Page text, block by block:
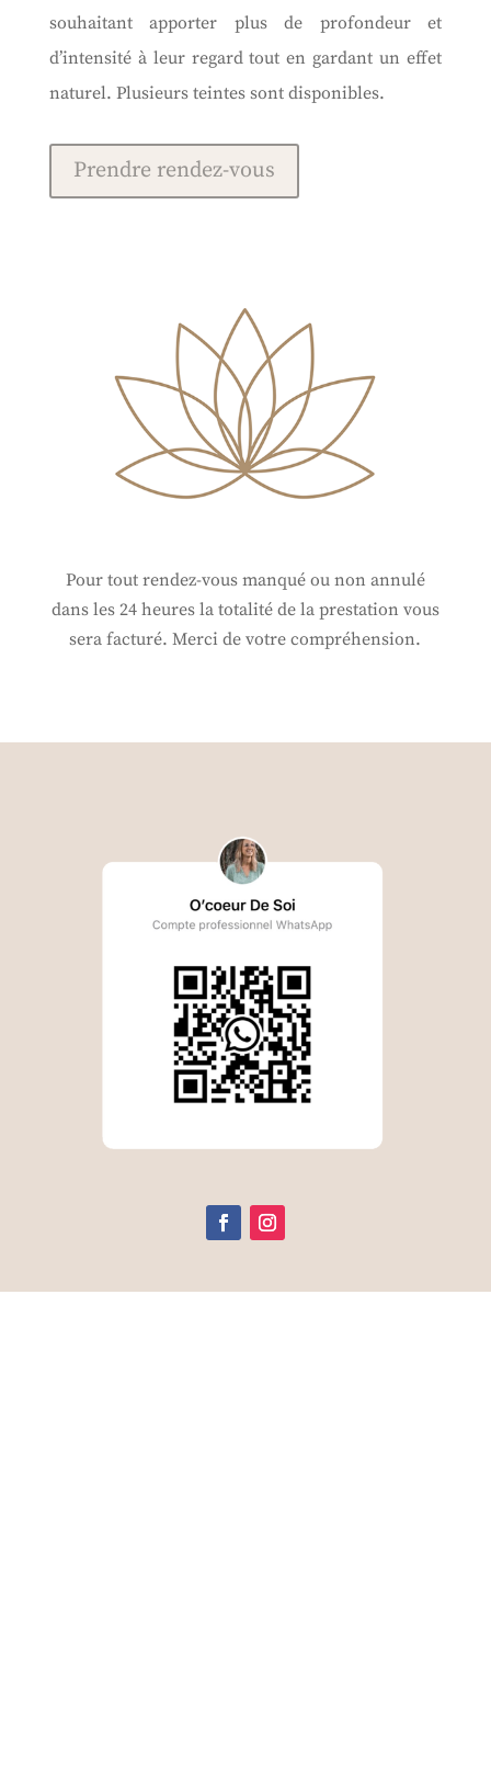
souhaitant apporter plus de profondeur et
d’intensité à leur regard tout en gardant un effet
naturel. Plusieurs teintes sont disponibles.
Prendre rendez-vous
Pour tout rendez-vous manqué ou non annulé
dans les 24 heures la totalité de la prestation vous
sera facturé. Merci de votre compréhension.